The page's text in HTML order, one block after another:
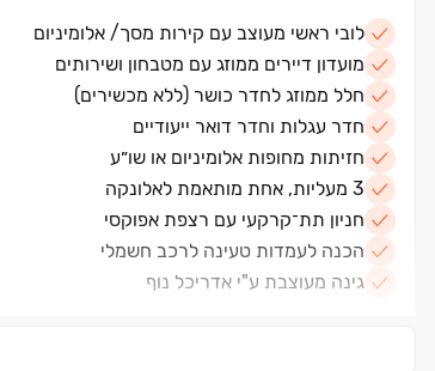
לובי ראשי מעוצב עם קירות מסך/ אלומיניום
מועדון דיירים ממוזג עם מטבחון ושירותים
חלל ממוזג לחדר כושר (ללא מכשירים)
חדר עגלות וחדר דואר ייעודיים
חזיתות מחופות אלומיניום או שו״ע
3 מעליות, אחת מותאמת לאלונקה
חניון תת־קרקעי עם רצפת אפוקסי
הכנה לעמדות טעינה לרכב חשמלי
גינה מעוצבת ע"י אדריכל נוף